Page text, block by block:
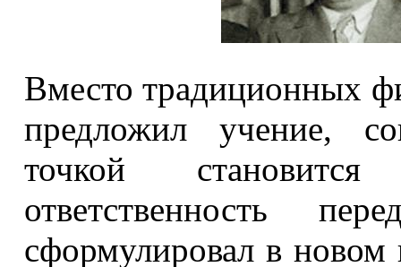
Вместо традиционных
предложил учение,
точкой становится
ответственность
сформулировал в